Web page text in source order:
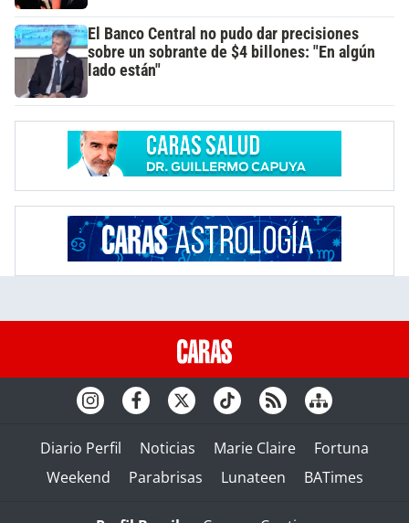
El Banco Central no pudo dar precisiones
sobre un sobrante de $4 billones: "En algún
lado están"
Diario Perfil Noticias Marie Claire
Fortuna
Weekend
Parabrisas Lunateen BATimes